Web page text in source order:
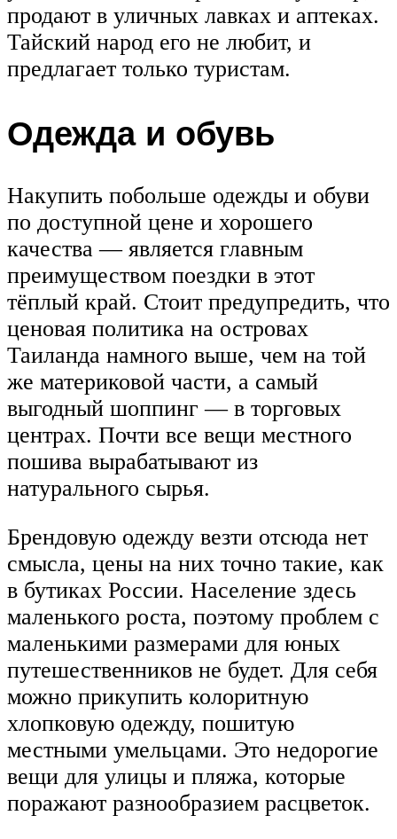
продают в уличных лавках и аптеках.
Тайский народ его не любит, и
предлагает только туристам.
Одежда и обувь
Накупить побольше одежды и обуви
по доступной цене и хорошего
качества — является главным
преимуществом поездки в этот
тёплый край. Стоит предупредить, что
ценовая политика на островах
Таиланда намного выше, чем на той
же материковой части, а самый
выгодный шоппинг — в торговых
центрах. Почти все вещи местного
пошива вырабатывают из
натурального сырья.
Брендовую одежду везти отсюда нет
смысла, цены на них точно такие, как
в бутиках России. Население здесь
маленького роста, поэтому проблем с
маленькими размерами для юных
путешественников не будет. Для себя
можно прикупить колоритную
хлопковую одежду, пошитую
местными умельцами. Это недорогие
вещи для улицы и пляжа, которые
поражают разнообразием расцветок.